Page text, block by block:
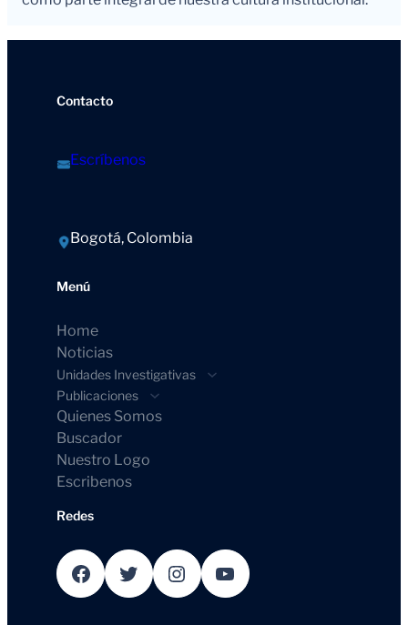
Contacto
Escríbenos
Bogotá, Colombia
Menú
Home
Noticias
Unidades Investigativas
Publicaciones
Quienes Somos
Buscador
Nuestro Logo
Escribenos
Redes
Facebook Twitter Instagram YouTube